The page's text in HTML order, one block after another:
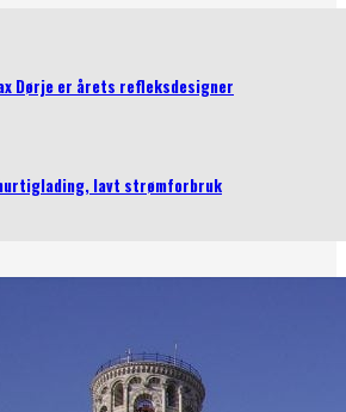
Dørje er årets refleksdesigner
lavt strømforbruk